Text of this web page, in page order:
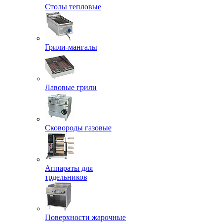
Столы тепловые
Грили-мангалы
Лавовые грили
Сковороды газовые
Аппараты для
трдельников
Поверхности жарочные